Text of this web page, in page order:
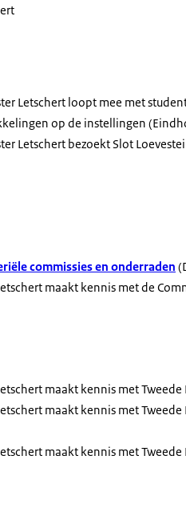
Letschert loopt mee met
op de instellingen
Letschert bezoekt Slot
commissies en onderraden
maakt kennis met de
maakt kennis met
maakt kennis met
maakt kennis met